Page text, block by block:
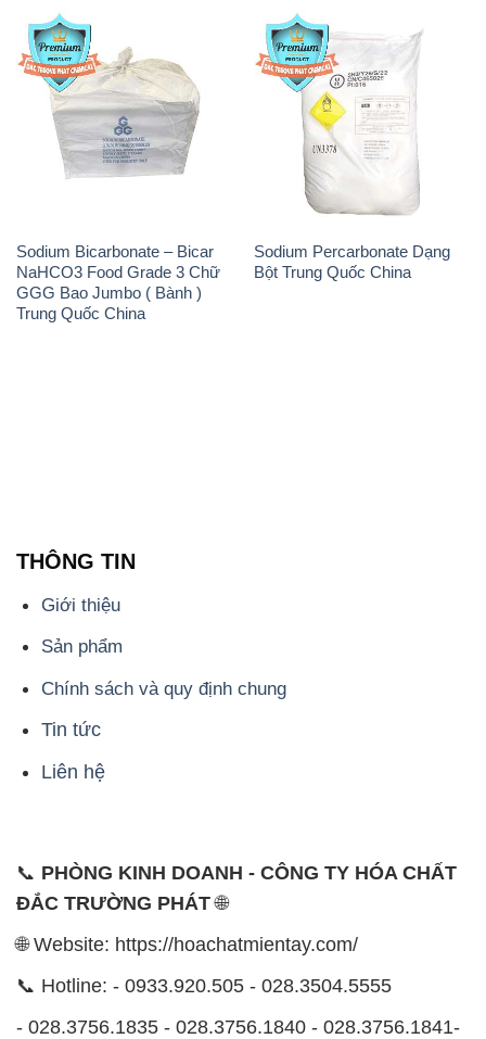
Sodium Bicarbonate – Bicar
NaHCO3 Food Grade 3 Chữ
GGG Bao Jumbo ( Bành )
Trung Quốc China
Sodium Percarbonate Dạng
Bột Trung Quốc China
THÔNG TIN
Giới thiệu
Sản phẩm
Chính sách và quy định chung
Tin tức
Liên hệ
📞 PHÒNG KINH DOANH - CÔNG TY HÓA CHẤT
ĐẮC TRƯỜNG PHÁT🌐
🌐 Website: https://hoachatmientay.com/
📞 Hotline: - 0933.920.505 - 028.3504.5555
- 028.3756.1835 - 028.3756.1840 - 028.3756.1841-